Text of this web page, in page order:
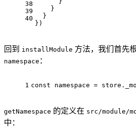
38
39
40
    }
  }
})
回到 installModule 方法，我们首先
namespace ：
1 const namespace = store.
getNamespace 的定义在 src/module/
中：